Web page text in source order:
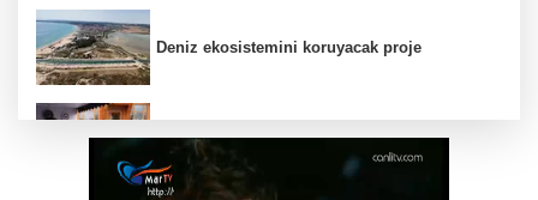
Deniz ekosistemini koruyacak proje
Rize Yaşayan Miras Şöleni coşkuyla başladı